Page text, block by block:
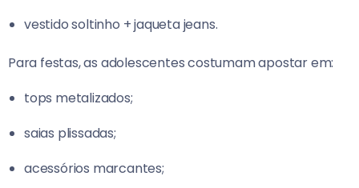
vestido soltinho + jaqueta jeans.
Para festas, as adolescentes costumam apostar em:
tops metalizados;
saias plissadas;
acessórios marcantes;